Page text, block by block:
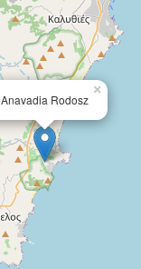
Anavadia Rodosz
×